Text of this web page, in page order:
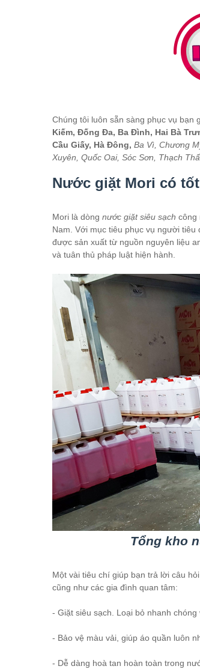
Chúng tôi luôn sẵn sàng phục vụ bạn
Kiếm, Đống Đa, Ba Đình, Hai Bà
Cầu Giấy, Hà Đông, Ba Vì, Chương
Xuyên, Quốc Oai, Sóc Sơn, Thạch
Nước giặt Mori có
Mori là dòng nước giặt siêu sạch công
Nam. Với mục tiêu phục vụ người tiêu
được sản xuất từ nguồn nguyên liệu
và tuân thủ pháp luật hiện hành.
Tổng kho
Một vài tiêu chí giúp bạn trả lời câu hỏi
cũng như các gia đình quan tâm:
- Giặt siêu sạch. Loại bỏ nhanh
- Bảo vệ màu vải, giúp áo quần luôn
- Dễ dàng hoà tan hoàn toàn trong